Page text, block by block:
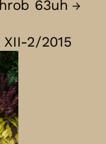
63uh→
2/2015